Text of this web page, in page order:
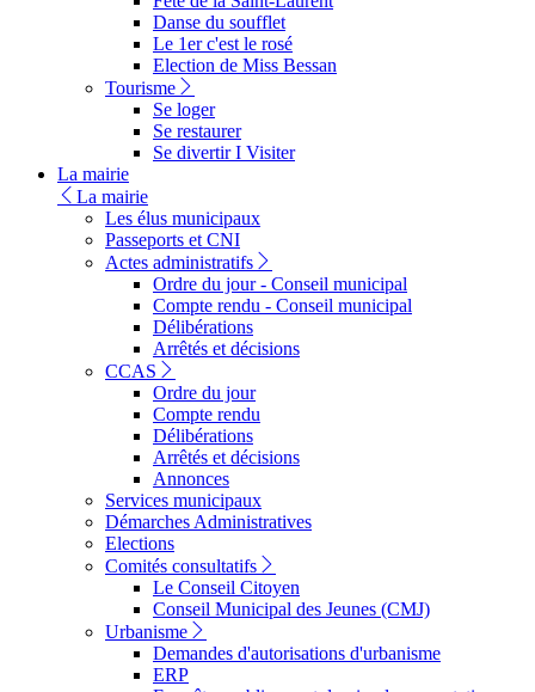
Danse du soufflet
Le 1er c'est le rosé
Election de Miss Bessan
Tourisme
Se loger
Se restaurer
Se divertir I Visiter
La mairie
La mairie
Les élus municipaux
Passeports et CNI
Actes administratifs
Ordre du jour - Conseil municipal
Compte rendu - Conseil municipal
Délibérations
Arrêtés et décisions
CCAS
Ordre du jour
Compte rendu
Délibérations
Arrêtés et décisions
Annonces
Services municipaux
Démarches Administratives
Elections
Comités consultatifs
Le Conseil Citoyen
Conseil Municipal des Jeunes (CMJ)
Urbanisme
Demandes d'autorisations d'urbanisme
ERP